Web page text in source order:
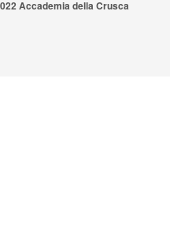
Accademia della Crusca